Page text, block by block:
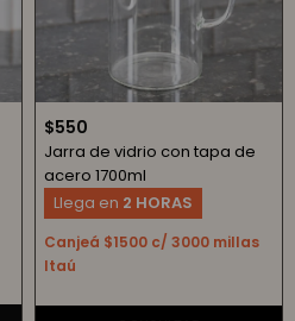
$550
Jarra de vidrio con tapa de
acero 1700ml
Canjeá $1500 c/ 3000 millas
Itaú
Llega en 2 HORAS